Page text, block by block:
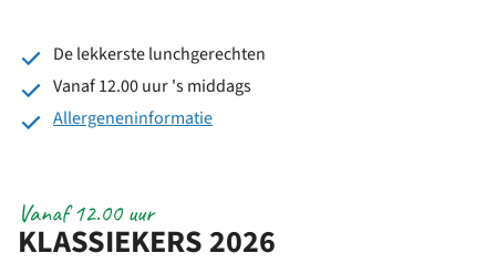
De lekkerste lunchgerechten
Vanaf 12.00 uur 's middags
Allergeneninformatie
KLASSIEKERS 2026
Vanaf 12.00 uur